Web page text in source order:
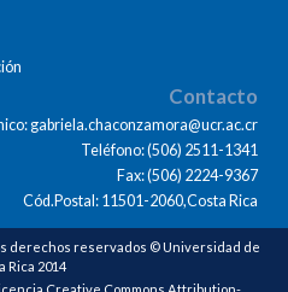
Contacto
gabriela.chaconzamora@ucr.ac.cr
Teléfono: (506) 2511-1341
Fax: (506) 2224-9367
Cód.Postal: 11501-2060,Costa Rica
derechos reservados © Universidad de
Rica 2014